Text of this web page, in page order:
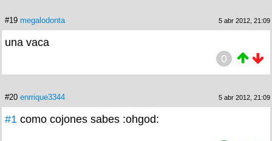
#19 megalodonta 5 abr 2012, 21:09
una vaca
0
#20 enrrique3344 5 abr 2012, 21:09
#1 como cojones sabes :ohgod: